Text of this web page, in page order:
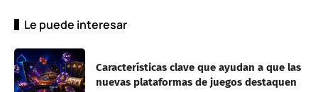
Le puede interesar
Características clave que ayudan a que las
nuevas plataformas de juegos destaquen